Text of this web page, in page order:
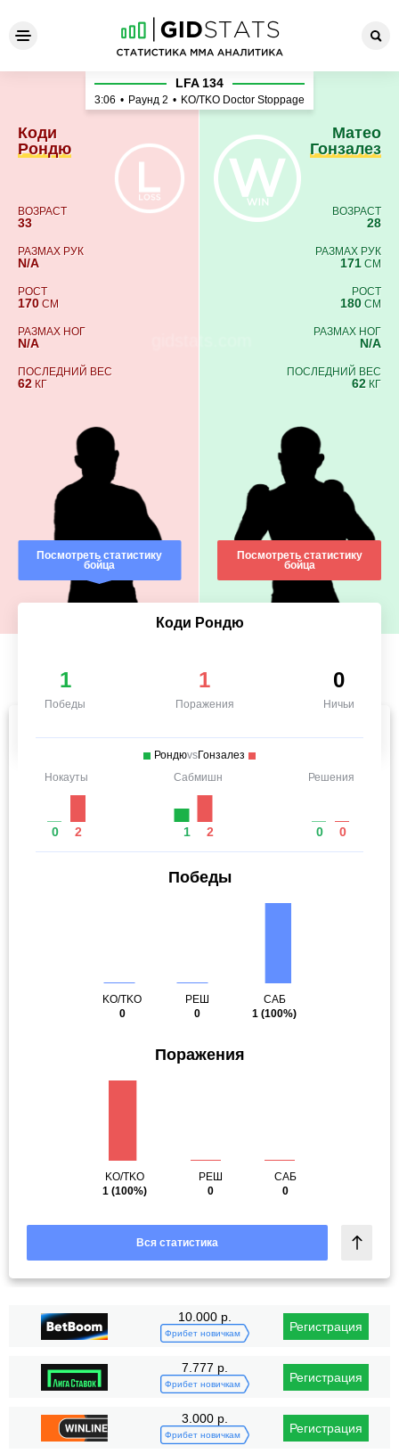
Коди Рондю - Матео
Коди
Рондю
ВОЗРАСТ
33
РАЗМАХ РУК
N/A
РОСТ
170 СМ
РАЗМАХ НОГ
N/A
ПОСЛЕДНИЙ ВЕС
62 КГ
Посмотреть статистику
бойца
LFA 134
3:06 • Раунд 2 • KO/TKO Doctor Stoppage
Матео
Гонзалез
ВОЗРАСТ
28
РАЗМАХ РУК
171 СМ
РОСТ
180 СМ
РАЗМАХ НОГ
N/A
ПОСЛЕДНИЙ ВЕС
62 КГ
Посмотреть статистику
бойца
Коди Рондю
1
Победы
1
Поражения
0
Ничьи
РондюvsГонзалез
Нокауты
0 2
Сабмишн
1 2
Решения
0 0
Победы
KO/TKO
0
РЕШ
0
САБ
1 (100%)
Поражения
KO/TKO
1 (100%)
РЕШ
0
САБ
0
Вся статистика
10.000 р.
Фрибет новичкам Регистрация
7.777 р.
Фрибет новичкам Регистрация
3.000 р.
Фрибет новичкам Регистрация